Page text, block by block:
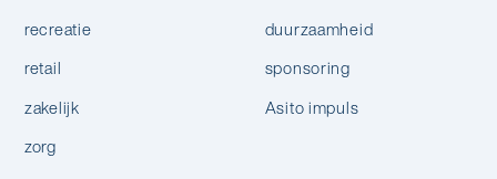
recreatie
retail
zakelijk
zorg
duurzaamheid
sponsoring
Asito impuls